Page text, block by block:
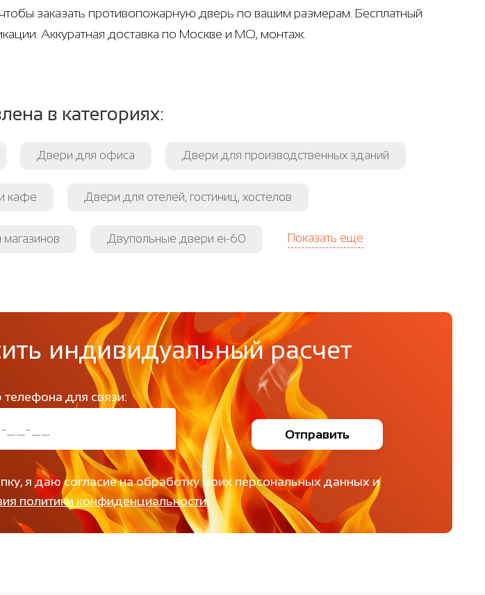
заказать противопожарную дверь по вашим размерам. Бесплатный
Аккуратная доставка по Москве и МО, монтаж.
в категориях:
Двери для офиса Двери для производственных зданий
кафе Двери для отелей, гостиниц, хостелов
Двупольные двери ei-60 Показать еще
индивидуальный расчет
для связи:
Отправить
я даю согласие на обработку моих персональных данных и
политики конфиденциальности.